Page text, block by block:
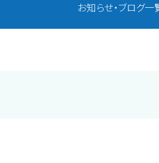
お知らせ・ブログ